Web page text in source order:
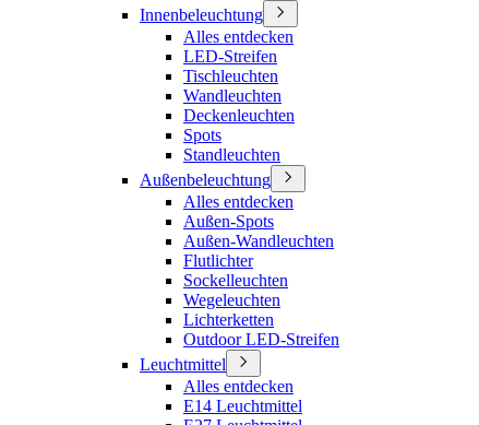
Innenbeleuchtung
Alles entdecken
LED-Streifen
Tischleuchten
Wandleuchten
Deckenleuchten
Spots
Standleuchten
Außenbeleuchtung
Alles entdecken
Außen-Spots
Außen-Wandleuchten
Flutlichter
Sockelleuchten
Wegeleuchten
Lichterketten
Outdoor LED-Streifen
Leuchtmittel
Alles entdecken
E14 Leuchtmittel